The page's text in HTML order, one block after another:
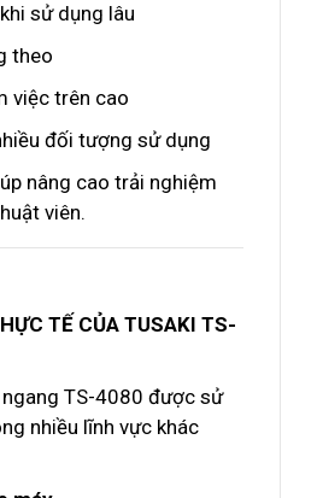
sử dụng lâu
theo
việc trên cao
đối tượng sử dụng
nâng cao trải nghiệm
viên.
TẾ CỦA TUSAKI TS-
TS-4080 được sử
nhiều lĩnh vực khác